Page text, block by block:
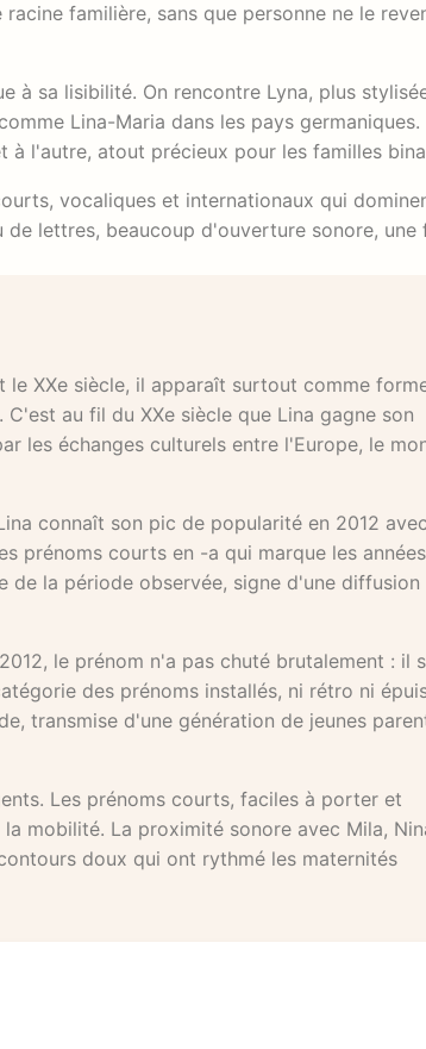
familière, sans que personne ne le
à sa lisibilité. On rencontre Lyna, plus
Lina-Maria dans les pays germaniques.
l'autre, atout précieux pour les familles
vocaliques et internationaux qui
lettres, beaucoup d'ouverture sonore, une
le XXe siècle, il apparaît surtout comme
au fil du XXe siècle que Lina gagne son
les échanges culturels entre l'Europe, le
connaît son pic de popularité en 2012
prénoms courts en -a qui marque les
de la période observée, signe d'une diffusion
le prénom n'a pas chuté brutalement : il
des prénoms installés, ni rétro ni
transmise d'une génération de jeunes
Les prénoms courts, faciles à porter et
mobilité. La proximité sonore avec Mila,
doux qui ont rythmé les maternités